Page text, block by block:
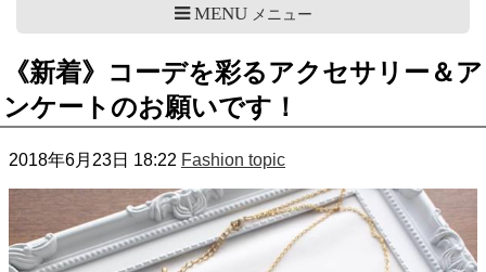
MENUメニュー
《新着》コーデを彩るアクセサリー＆ア
ンケートのお願いです！
2018年6月23日 18:22 Fashion topic